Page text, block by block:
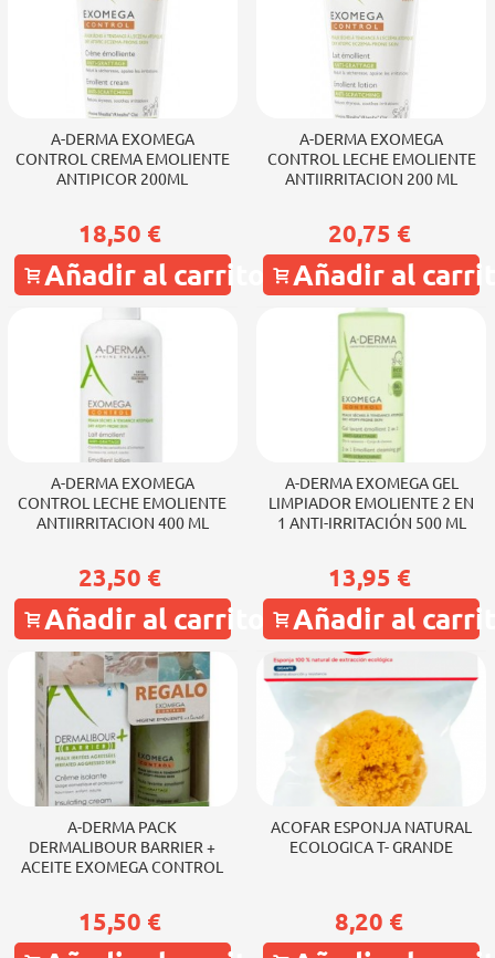
A-DERMA EXOMEGA
CONTROL CREMA EMOLIENTE
ANTIPICOR 200ML
18,50 €
Añadir al carrito
A-DERMA EXOMEGA
CONTROL LECHE EMOLIENTE
ANTIIRRITACION 200 ML
20,75 €
Añadir al
A-DERMA EXOMEGA
CONTROL LECHE EMOLIENTE
ANTIIRRITACION 400 ML
23,50 €
Añadir al carrito
A-DERMA EXOMEGA GEL
LIMPIADOR EMOLIENTE 2 EN
1 ANTI-IRRITACIÓN 500 ML
13,95 €
Añadir al
A-DERMA PACK
DERMALIBOUR BARRIER +
ACEITE EXOMEGA CONTROL
15,50 €
ACOFAR ESPONJA NATURAL
ECOLOGICA T- GRANDE
8,20 €